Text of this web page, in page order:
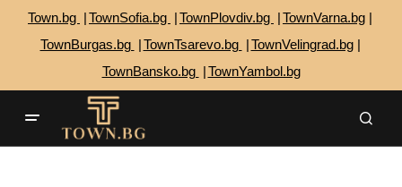
Town.bg TownSofia.bg TownPlovdiv.bg
TownVarna.bg
TownBurgas.bg
TownTsarevo.bg
TownVelingrad.bg
TownBansko.bg
TownYambol.bg